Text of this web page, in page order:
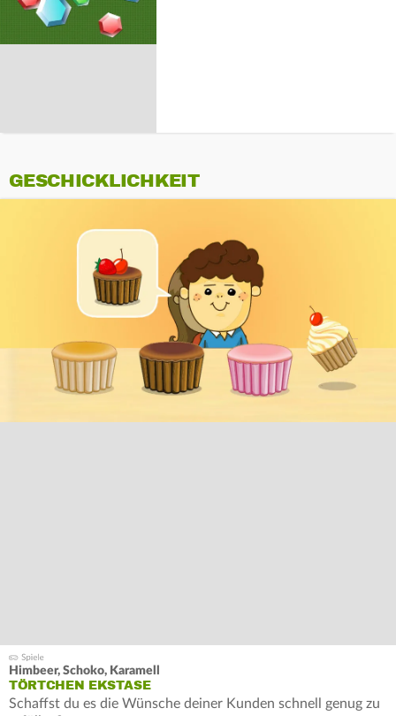
GESCHICKLICHKEIT
Himbeer, Schoko, Karamell
TÖRTCHEN EKSTASE
Schaffst du es die Wünsche deiner Kunden schnell genug zu